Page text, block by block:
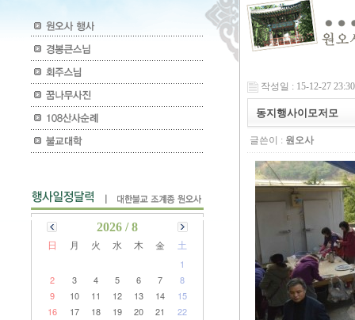
2026 / 8
日 月 火 水 木 金 土
1
2
3 4 5 6 7
8
9
10 11 12 13 14
15
16
17 18 19 20 21
22
작성일 : 15-12-27 23:30
동지행사이모저모
글쓴이 : 원오사